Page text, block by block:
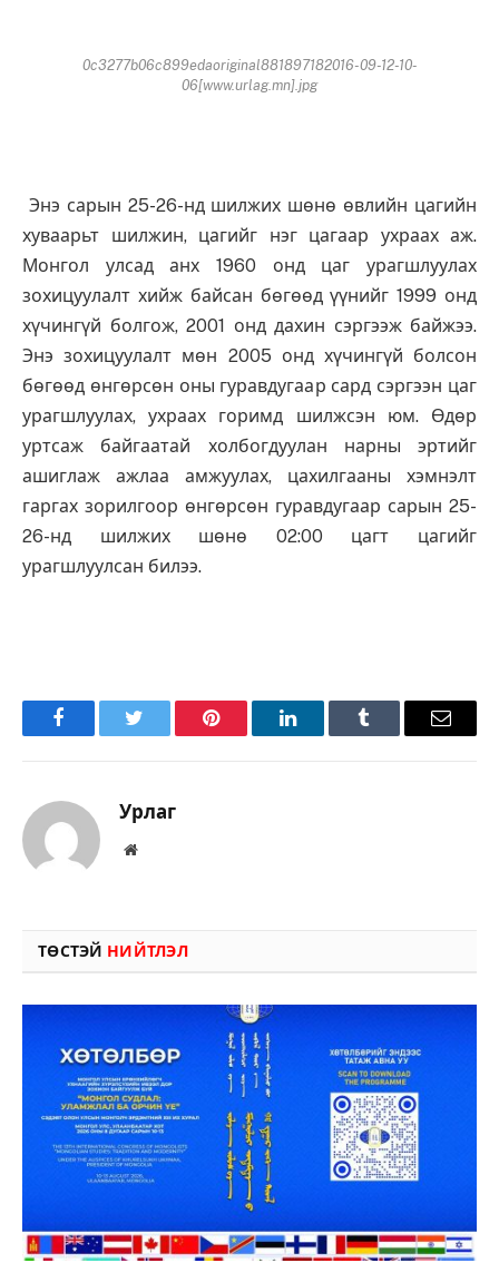
0c3277b06c899edaoriginal881897182016-09-12-10-
06[www.urlag.mn].jpg
Энэ сарын 25-26-нд шилжих шөнө өвлийн цагийн
хуваарьт шилжин, цагийг нэг цагаар ухраах аж.
Монгол улсад анх 1960 онд цаг урагшлуулах
зохицуулалт хийж байсан бөгөөд үүнийг 1999 онд
хүчингүй болгож, 2001 онд дахин сэргээж байжээ.
Энэ зохицуулалт мөн 2005 онд хүчингүй болсон
бөгөөд өнгөрсөн оны гуравдугаар сард сэргээн цаг
урагшлуулах, ухраах горимд шилжсэн юм. Өдөр
уртсаж байгаатай холбогдуулан нарны эртийг
ашиглаж ажлаа амжуулах, цахилгааны хэмнэлт
гаргах зорилгоор өнгөрсөн гуравдугаар сарын 25-
26-нд шилжих шөнө 02:00 цагт цагийг
урагшлуулсан билээ.
FacebookTwitter Pinterest LinkedInTumblr Имэйл
Урлаг
Вэбсайт
ТӨСТЭЙ НИЙТЛЭЛ